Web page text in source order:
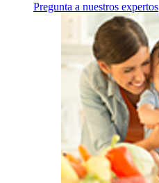
Pregunta a nuestros expertos